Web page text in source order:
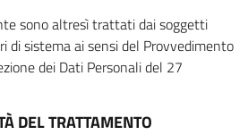
sono altresì trattati dai soggetti
di sistema ai sensi del Provvedimento
dei Dati Personali del 27
DEL TRATTAMENTO